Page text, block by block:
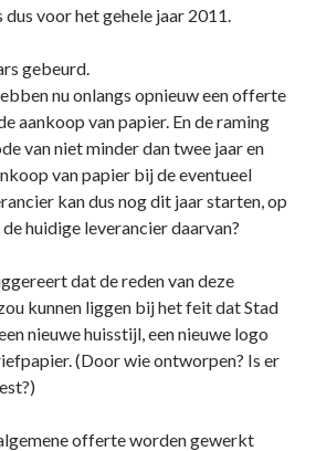
voor het gehele jaar 2011.
gebeurd.
nu onlangs opnieuw een offerte
aankoop van papier. En de raming
van niet minder dan twee jaar en
van papier bij de eventueel
kan dus nog dit jaar starten, op
huidige leverancier daarvan?
dat de reden van deze
kunnen liggen bij het feit dat Stad
nieuwe huisstijl, een nieuwe logo
(Door wie ontworpen? Is er
offerte worden gewerkt